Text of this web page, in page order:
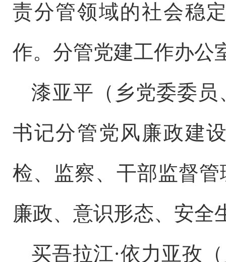
责分管领域的社会稳
作。分管党建工作办公
漆亚平（乡党委委
书记分管党风廉政建
检、监察、干部监督
廉政、意识形态、安全
买吾拉江·依力亚孜